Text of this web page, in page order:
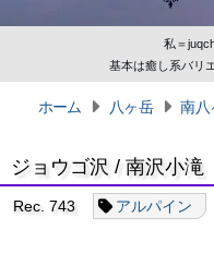
私＝
基本は癒し系バリ
ホーム 八ヶ岳 南八
ジョウゴ沢 / 南沢小滝
Rec. 743 アルパイン